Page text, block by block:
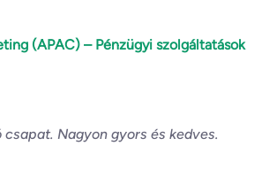
(APAC) – Pénzügyi szolgáltatások
Nagyon gyors és kedves.